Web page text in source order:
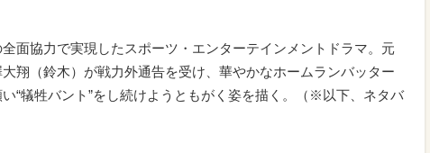
面協力で実現したスポーツ・エンターテインメントドラマ。元
翔（鈴木）が戦力外通告を受け、華やかなホームランバッター
“犠牲バント”をし続けようともがく姿を描く。（※以下、ネタバ